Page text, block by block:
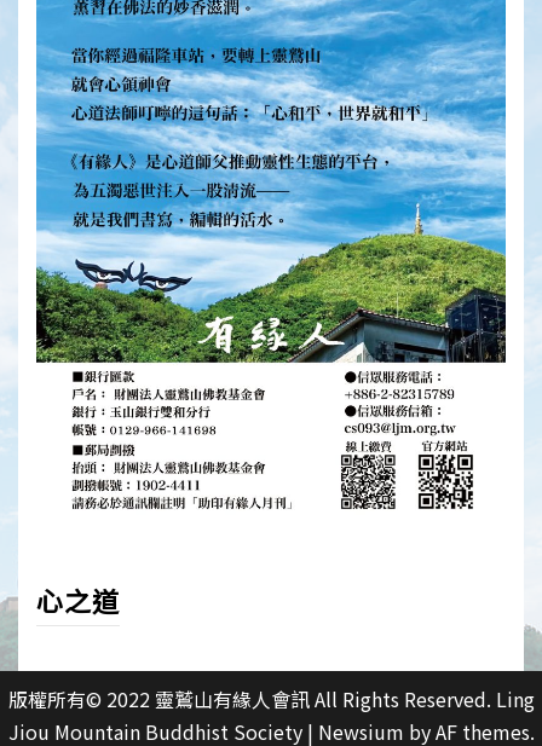
心之道
版權所有© 2022 靈鷲山有緣人會訊 All Rights Reserved. Ling
Jiou Mountain Buddhist Society | Newsium by AF themes.